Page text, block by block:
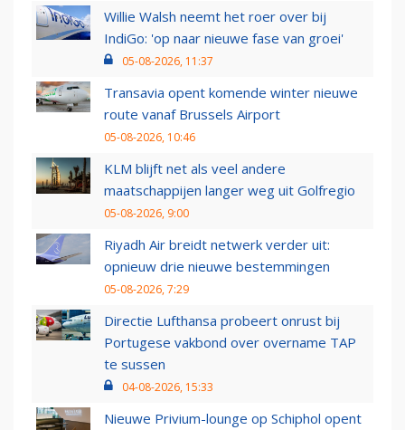
Willie Walsh neemt het roer over bij
IndiGo: 'op naar nieuwe fase van groei'
05-08-2026, 11:37
Transavia opent komende winter nieuwe
route vanaf Brussels Airport
05-08-2026, 10:46
KLM blijft net als veel andere
maatschappijen langer weg uit Golfregio
05-08-2026, 9:00
Riyadh Air breidt netwerk verder uit:
opnieuw drie nieuwe bestemmingen
05-08-2026, 7:29
Directie Lufthansa probeert onrust bij
Portugese vakbond over overname TAP
te sussen
04-08-2026, 15:33
Nieuwe Privium-lounge op Schiphol opent